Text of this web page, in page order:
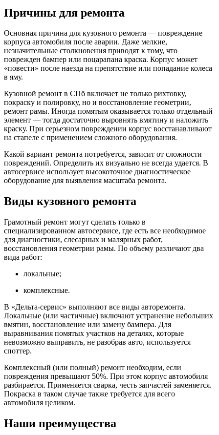
Причины для ремонта
Основная причина для кузовного ремонта — повреждение
корпуса автомобиля после аварии. Даже мелкие,
незначительные столкновения приводят к тому, что
поврежден бампер или поцарапана краска. Корпус может
«повести» после наезда на препятствие или попадание колеса
в яму.
Кузовной ремонт в СПб включает не только рихтовку,
покраску и полировку, но и восстановление геометрии,
ремонт рамы. Иногда помятым оказывается только отдельный
элемент — тогда достаточно выровнять вмятину и наложить
краску. При серьезном повреждении корпус восстанавливают
на стапеле с применением сложного оборудования.
Какой вариант ремонта потребуется, зависит от сложности
повреждений. Определить их визуально не всегда удается. В
автосервисе использует высокоточное диагностическое
оборудование для выявления масштаба ремонта.
Виды кузовного ремонта
Грамотный ремонт могут сделать только в
специализированном автосервисе, где есть все необходимое
для диагностики, слесарных и малярных работ,
восстановления геометрии рамы. По объему различают два
вида работ:
локальные;
комплексные.
В «Дельта-сервис» выполняют все виды авторемонта.
Локальные (или частичные) включают устранение небольших
вмятин, восстановление или замену бампера. Для
выравнивания помятых участков на деталях, которые
невозможно выправить, не разобрав авто, используется
споттер.
Комплексный (или полный) ремонт необходим, если
повреждения превышают 50%. При этом корпус автомобиля
разбирается. Применяется сварка, честь запчастей заменяется.
Покраска в таком случае также требуется для всего
автомобиля целиком.
Наши преимущества